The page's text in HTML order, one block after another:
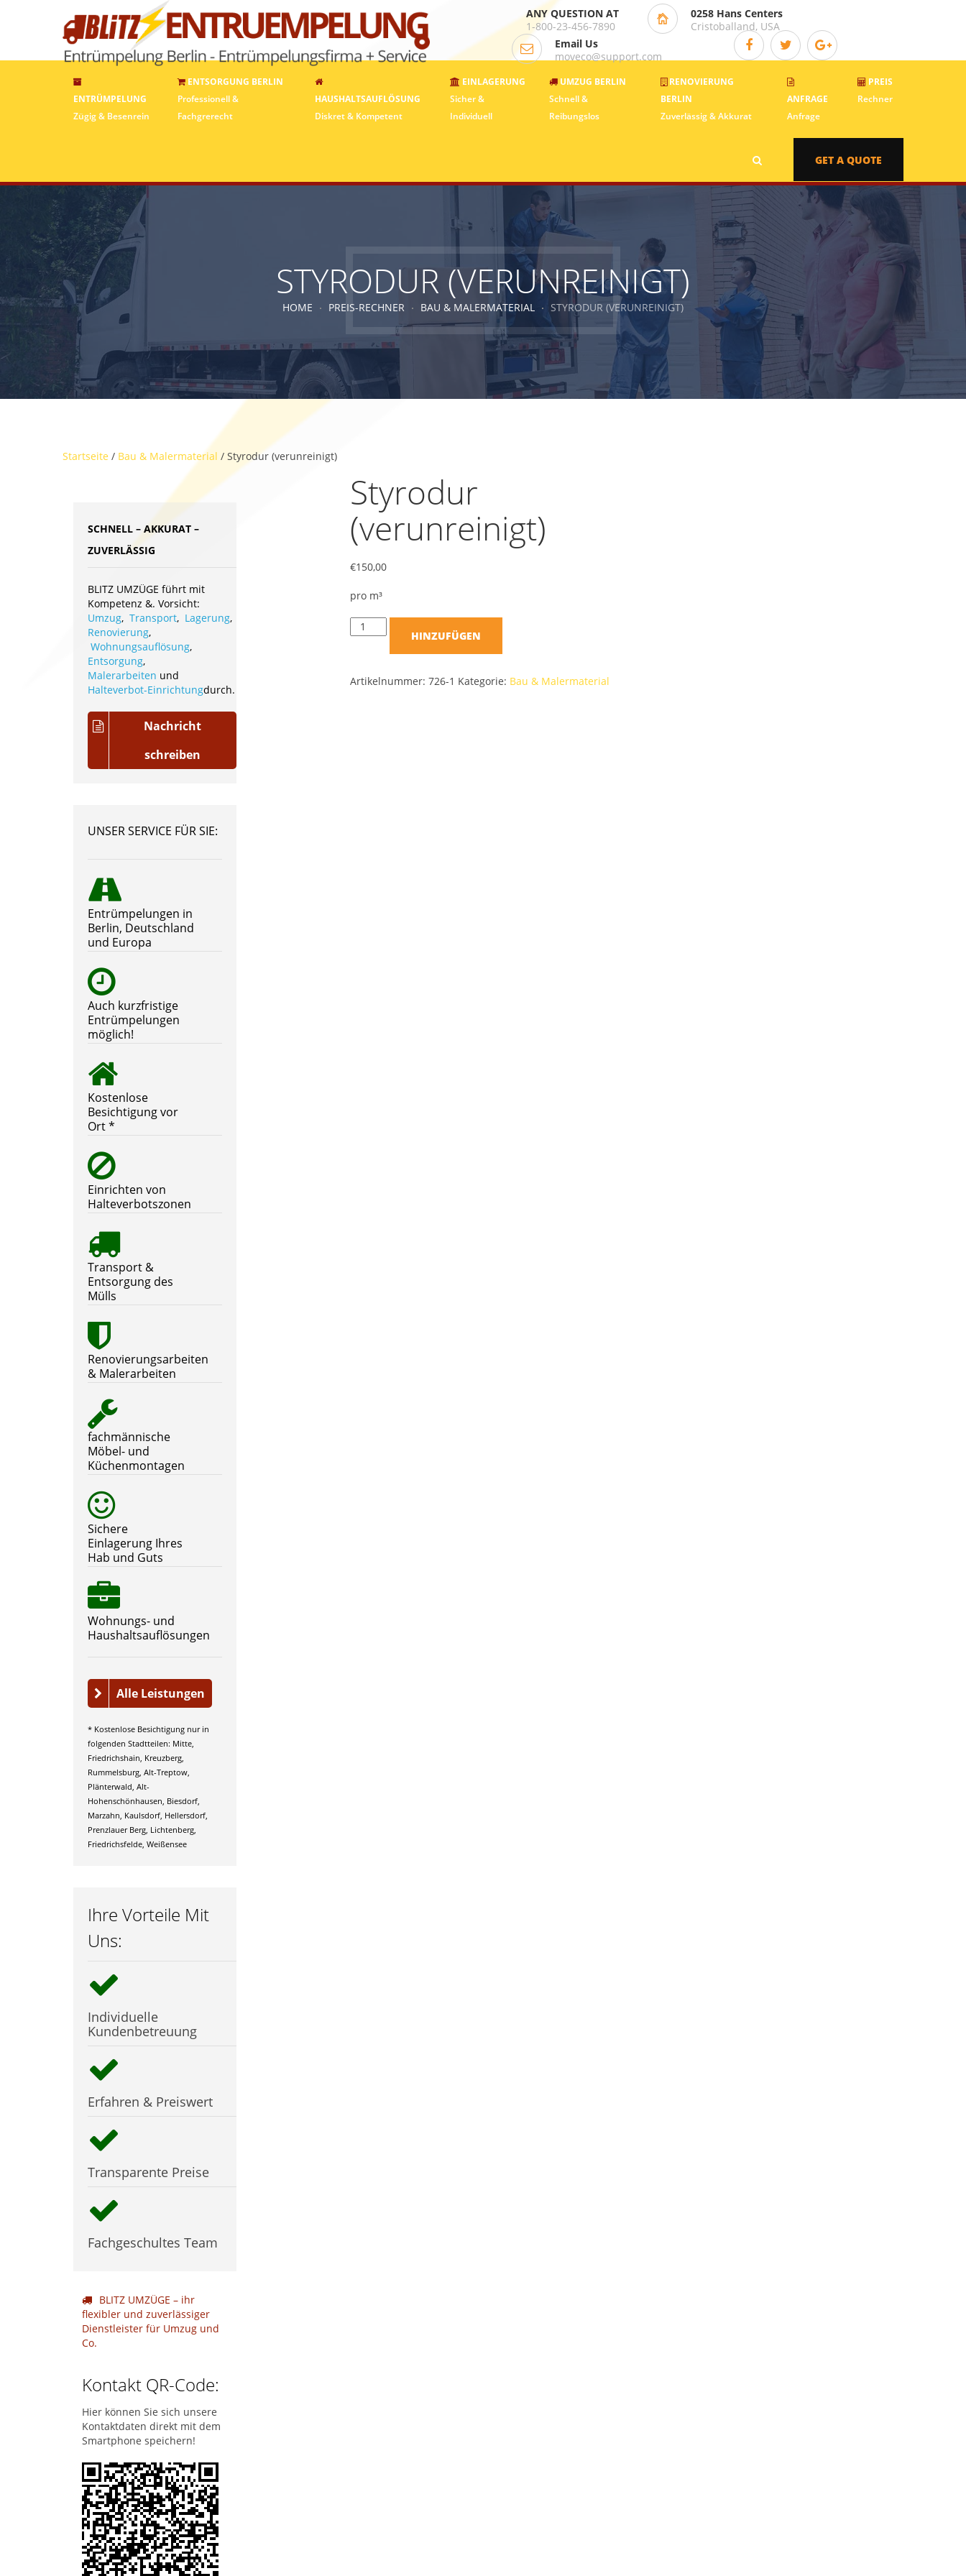
ANY QUESTION AT
1-800-23-456-7890
0258 Hans Centers
Cristoballand, USA
Email Us
moveco@support.com
ENTRÜMPELUNG
Zügig & Besenrein
ENTSORGUNG BERLIN
Professionell &
Fachgrerecht
HAUSHALTSAUFLÖSUNG
Diskret & Kompetent
EINLAGERUNG
Sicher &
Individuell
UMZUG BERLIN
Schnell &
Reibungslos
RENOVIERUNG
BERLIN
Zuverlässig & Akkurat
ANFRAGE
Anfrage
PREIS
Rechner
GET A QUOTE
STYRODUR (VERUNREINIGT)
HOME PREIS-RECHNER BAU & MALERMATERIAL STYRODUR (VERUNREINIGT)
Startseite / Bau & Malermaterial / Styrodur (verunreinigt)
Styrodur
(verunreinigt)
€150,00
pro m³
HINZUFÜGEN
Artikelnummer:726-1 Kategorie: Bau & Malermaterial
SCHNELL – AKKURAT –
ZUVERLÄSSIG
BLITZ UMZÜGE führt mit
Kompetenz &. Vorsicht:
Umzug, Transport, Lagerung,
Renovierung,
Wohnungsauflösung,
Entsorgung,
Malerarbeiten und
Halteverbot-Einrichtungdurch.
Nachricht
schreiben
UNSER SERVICE FÜR SIE:
Entrümpelungen in
Berlin, Deutschland
und Europa
Auch kurzfristige
Entrümpelungen
möglich!
Kostenlose
Besichtigung vor
Ort *
Einrichten von
Halteverbotszonen
Transport &
Entsorgung des
Mülls
Renovierungsarbeiten
& Malerarbeiten
fachmännische
Möbel- und
Küchenmontagen
Sichere
Einlagerung Ihres
Hab und Guts
Wohnungs- und
Haushaltsauflösungen
Alle Leistungen
* Kostenlose Besichtigung nur in
folgenden Stadtteilen: Mitte,
Friedrichshain, Kreuzberg,
Rummelsburg, Alt-Treptow,
Plänterwald, Alt-
Hohenschönhausen, Biesdorf,
Marzahn, Kaulsdorf, Hellersdorf,
Prenzlauer Berg, Lichtenberg,
Friedrichsfelde, Weißensee
Ihre Vorteile Mit
Uns:
Individuelle
Kundenbetreuung
Erfahren & Preiswert
Transparente Preise
Fachgeschultes Team
BLITZ UMZÜGE – ihr
flexibler und zuverlässiger
Dienstleister für Umzug und
Co.
Kontakt QR-Code:
Hier können Sie sich unsere
Kontaktdaten direkt mit dem
Smartphone speichern!